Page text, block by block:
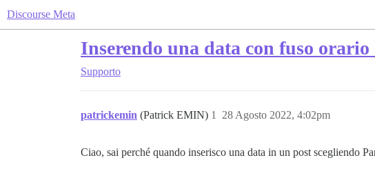
Discourse Meta
Inserendo una data con fuso
Supporto
patrickemin (Patrick EMIN) 28 Agosto 2022, 4:02pm
1
Ciao, sai perché quando inserisco una data in un post scegliendo